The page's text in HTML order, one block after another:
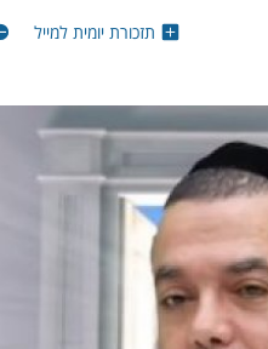
תזכורת יומית למייל